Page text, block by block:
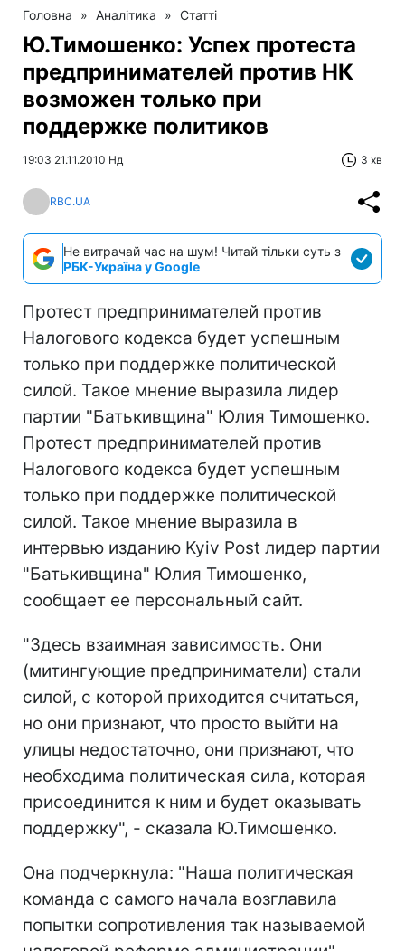
Головна » Аналітика » Статті
Ю.Тимошенко: Успех протеста
предпринимателей против НК
возможен только при
поддержке политиков
19:03 21.11.2010 Нд 3 хв
RBC.UA
Не витрачай час на шум! Читай тільки суть з
РБК-Україна у Google
Протест предпринимателей против
Налогового кодекса будет успешным
только при поддержке политической
силой. Такое мнение выразила лидер
партии "Батькивщина" Юлия Тимошенко.
Протест предпринимателей против
Налогового кодекса будет успешным
только при поддержке политической
силой. Такое мнение выразила в
интервью изданию Kyiv Post лидер партии
"Батькивщина" Юлия Тимошенко,
сообщает ее персональный сайт.
"Здесь взаимная зависимость. Они
(митингующие предприниматели) стали
силой, с которой приходится считаться,
но они признают, что просто выйти на
улицы недостаточно, они признают, что
необходима политическая сила, которая
присоединится к ним и будет оказывать
поддержку", - сказала Ю.Тимошенко.
Она подчеркнула: "Наша политическая
команда с самого начала возглавила
попытки сопротивления так называемой